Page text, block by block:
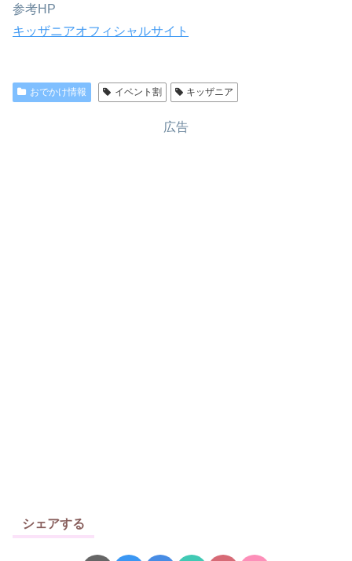
参考HP
キッザニアオフィシャルサイト
おでかけ情報 イベント割 キッザニア
広告
シェアする